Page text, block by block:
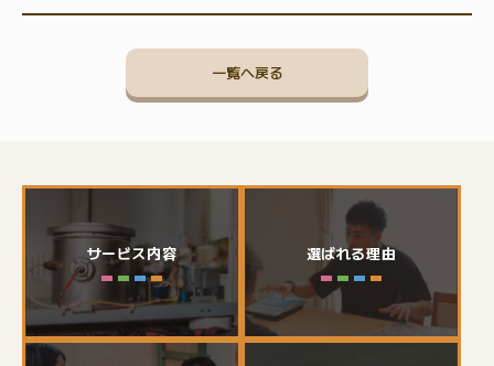
一覧へ戻る
サービス内容 選ばれる理由